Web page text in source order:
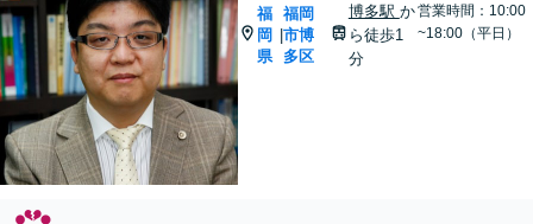
福
岡
県
|
福岡
市博
多区
博多駅 か
ら徒歩1
分
営業時間：10:00
~18:00（平日）